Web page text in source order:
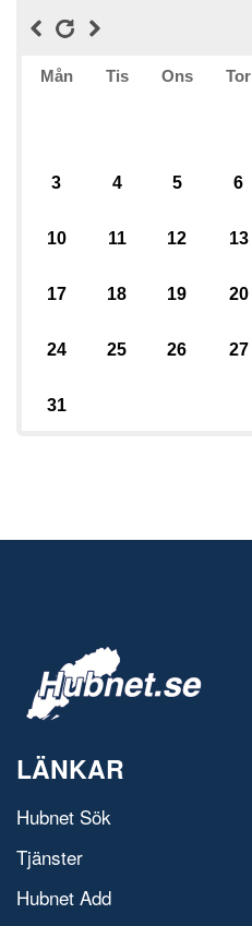
Mån Tis Ons Tor
3 4 5 6
10 11 12 13
17 18 19 20
24 25 26 27
31
LÄNKAR
Hubnet Sök
Tjänster
Hubnet Add